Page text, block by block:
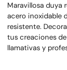
Maravillosa duya
acero inoxidable
resistente.
tus creaciones
llamativas y